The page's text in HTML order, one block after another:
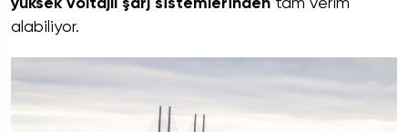
yüksek voltajlı şarj sistemlerinden tam verim
alabiliyor.